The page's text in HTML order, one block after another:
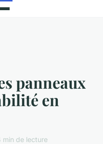
panneaux
en
de lecture